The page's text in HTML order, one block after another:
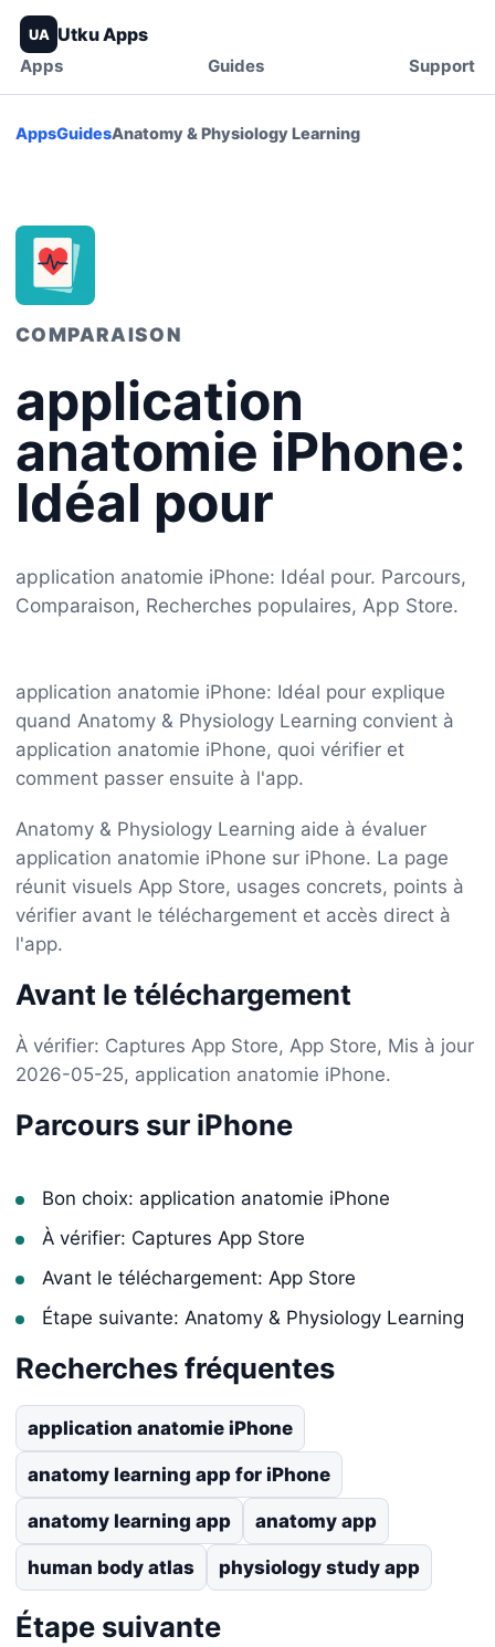
UA Utku Apps
Apps Guides Support
AppsGuidesAnatomy & Physiology Learning
COMPARAISON
application
anatomie iPhone:
Idéal pour
application anatomie iPhone: Idéal pour. Parcours,
Comparaison, Recherches populaires, App Store.
application anatomie iPhone: Idéal pour explique
quand Anatomy & Physiology Learning convient à
application anatomie iPhone, quoi vérifier et
comment passer ensuite à l'app.
Anatomy & Physiology Learning aide à évaluer
application anatomie iPhone sur iPhone. La page
réunit visuels App Store, usages concrets, points à
vérifier avant le téléchargement et accès direct à
l'app.
Avant le téléchargement
À vérifier: Captures App Store, App Store, Mis à jour
2026-05-25, application anatomie iPhone.
Parcours sur iPhone
Bon choix: application anatomie iPhone
À vérifier: Captures App Store
Avant le téléchargement: App Store
Étape suivante: Anatomy & Physiology Learning
Recherches fréquentes
application anatomie iPhone
anatomy learning app for iPhone
anatomy learning app anatomy app
human body atlas physiology study app
Étape suivante